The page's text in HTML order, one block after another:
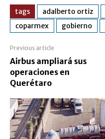
tags adalberto ortiz
coparmex
gobierno
Previous article
Airbus ampliará sus
operaciones en
Querétaro